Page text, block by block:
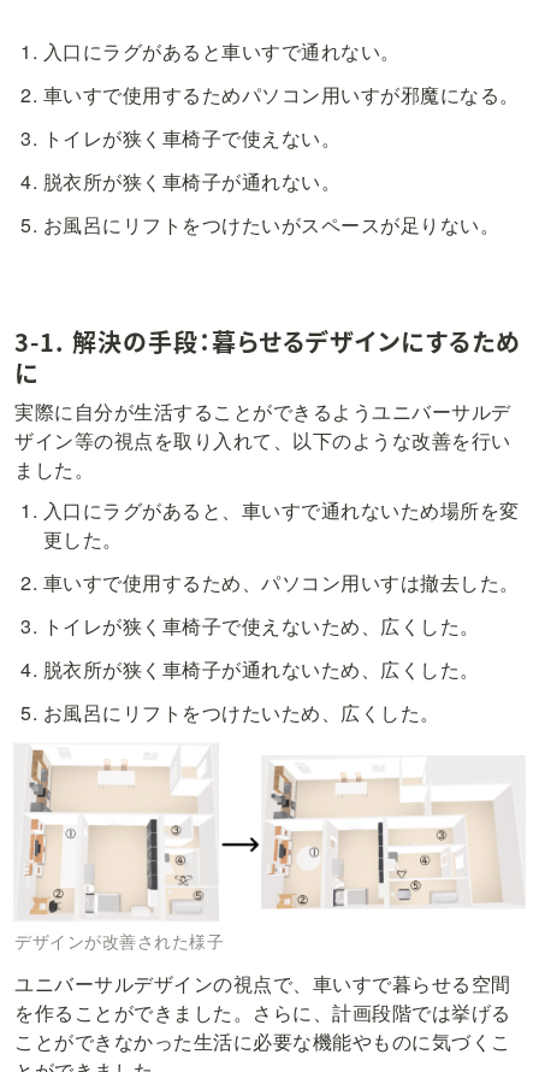
入口にラグがあると車いすで通れない。
車いすで使用するためパソコン用いすが邪魔になる。
トイレが狭く車椅子で使えない。
脱衣所が狭く車椅子が通れない。
お風呂にリフトをつけたいがスペースが足りない。
3-1. 解決の手段：暮らせるデザインにするため
に
実際に自分が生活することができるようユニバーサルデ
ザイン等の視点を取り入れて、以下のような改善を行い
ました。
入口にラグがあると、車いすで通れないため場所を変
更した。
車いすで使用するため、パソコン用いすは撤去した。
トイレが狭く車椅子で使えないため、広くした。
脱衣所が狭く車椅子が通れないため、広くした。
お風呂にリフトをつけたいため、広くした。
デザインが改善された様子
ユニバーサルデザインの視点で、車いすで暮らせる空間
を作ることができました。さらに、計画段階では挙げる
ことができなかった生活に必要な機能やものに気づくこ